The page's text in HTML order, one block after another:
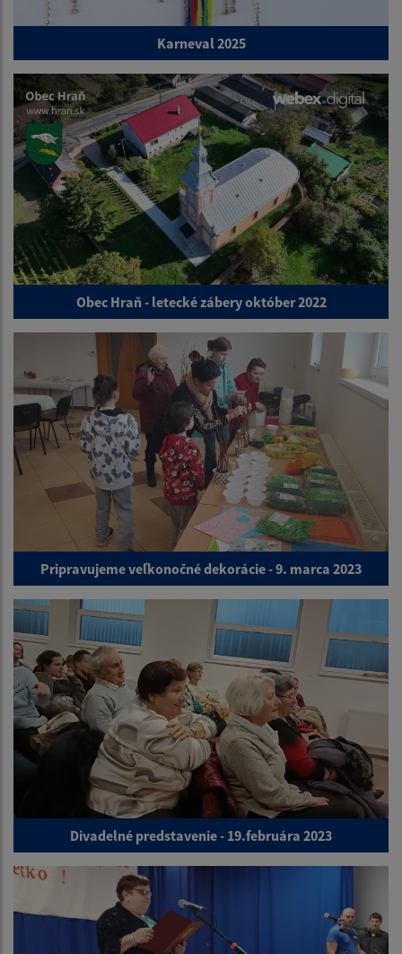
Karneval 2025
Obec Hraň - letecké zábery október 2022
Pripravujeme veľkonočné dekorácie - 9. marca 2023
Divadelné predstavenie - 19.februára 2023